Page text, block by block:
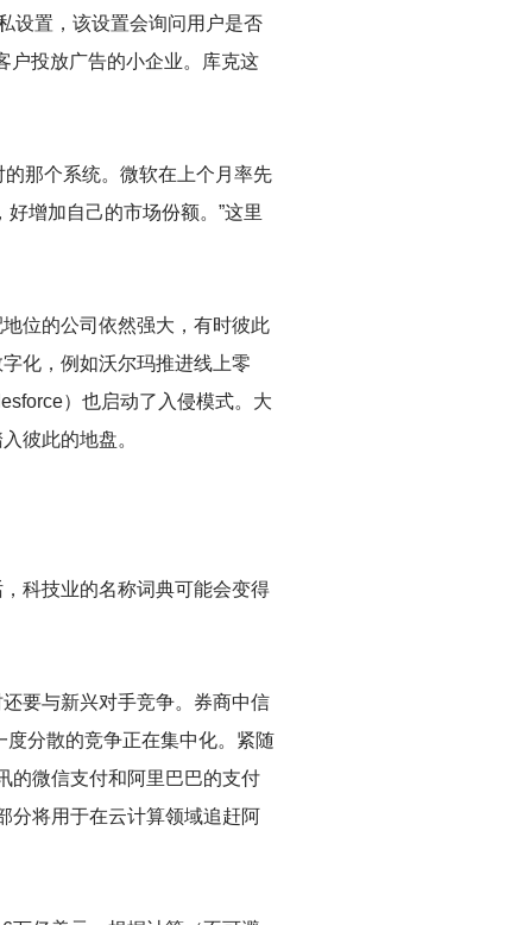
设置，该设置会询问用户是否
户投放广告的小企业。库克这
那个系统。微软在上个月率先
增加自己的市场份额。”这里
位的公司依然强大，有时彼此
化，例如沃尔玛推进线上零
）也启动了入侵模式。大
彼此的地盘。
科技业的名称词典可能会变得
要与新兴对手竞争。券商中信
分散的竞争正在集中化。紧随
的微信支付和阿里巴巴的支付
分将用于在云计算领域追赶阿